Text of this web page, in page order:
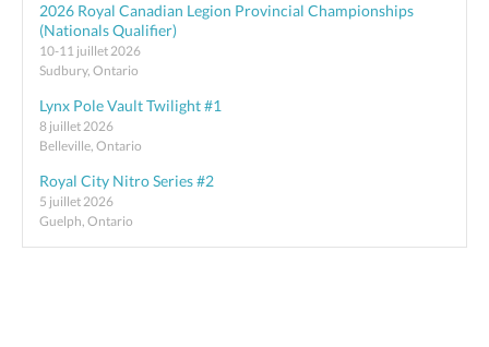
2026 Royal Canadian Legion Provincial Championships
(Nationals Qualifier)
10-11 juillet 2026
Sudbury, Ontario
Lynx Pole Vault Twilight #1
8 juillet 2026
Belleville, Ontario
Royal City Nitro Series #2
5 juillet 2026
Guelph, Ontario